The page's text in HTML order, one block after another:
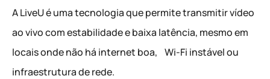
A LiveU é uma tecnologia que permite transmitir vídeo
ao vivo com estabilidade e baixa latência, mesmo em
locais onde não há internet boa, Wi-Fi instável ou
infraestrutura de rede.